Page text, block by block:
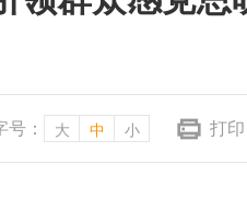
号： 大 中 小 打印